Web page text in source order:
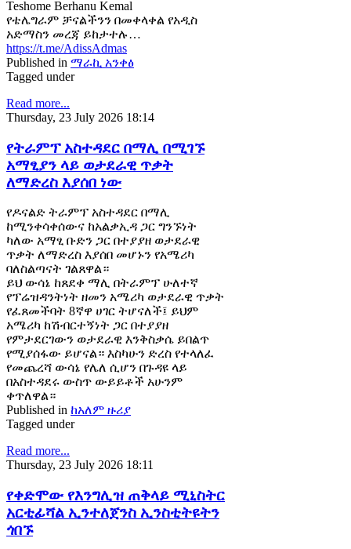
Teshome Berhanu Kemal
የቴሌግራም ቻናልችንን በመቀላቀል የአዲስ
አድማስን መረጃ ይከታተሉ…
https://t.me/AdissAdmas
Published in ማራኪ አንቀፅ
Tagged under
Read more...
Thursday, 23 July 2026 18:14
የትራምፕ አስተዳደር በማሊ በሚገኙ
አማፂያን ላይ ወታደራዊ ጥቃት
ለማድረስ እያሰበ ነው
የዶናልድ ትራምፕ አስተዳደር በማሊ
ከሚንቀሳቀሰውና ከአልቃኢዳ ጋር ግንኙነት
ካለው አማፂ ቡድን ጋር በተያያዘ ወታደራዊ
ጥቃት ለማድረስ እያሰበ መሆኑን የአሜሪካ
ባለስልጣናት ገልጸዋል።
ይህ ውሳኔ ከጸደቀ ማሊ በትራምፕ ሁለተኛ
የፕሬዝዳንትነት ዘመን አሜሪካ ወታደራዊ ጥቃት
የፈጸመችባት 8ኛዋ ሀገር ትሆናለች፤ ይህም
አሜሪካ ከሽብርተኝነት ጋር በተያያዘ
የምታደርገውን ወታደራዊ እንቅስቃሴ ይበልጥ
የሚያሰፋው ይሆናል። እስካሁን ድረስ የተላለፈ
የመጨረሻ ውሳኔ የሌለ ሲሆን በጉዳዩ ላይ
በአስተዳደሩ ውስጥ ውይይቶች አሁንም
ቀጥለዋል።
Published in ከአለም ዙሪያ
Tagged under
Read more...
Thursday, 23 July 2026 18:11
የቀድሞው የእንግሊዝ ጠቅላይ ሚኒስትር
አርቲፊሻል ኢንተለጀንስ ኢንስቲትዩትን
ጎበኙ